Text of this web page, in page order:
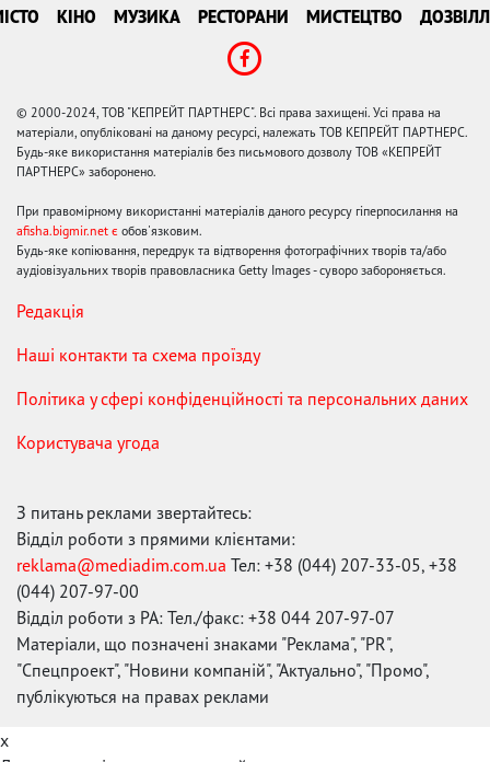
КІНО МУЗИКА РЕСТОРАНИ МИСТЕЦТВО
© 2000-2024, ТОВ "КЕПРЕЙТ ПАРТНЕРС". Всі права захищені. Усі права на
матеріали, опубліковані на даному ресурсі, належать ТОВ КЕПРЕЙТ ПАРТНЕРС.
Будь-яке використання матеріалів без письмового дозволу ТОВ «КЕПРЕЙТ
ПАРТНЕРС» заборонено.
При правомірному використанні матеріалів даного ресурсу гіперпосилання на
afisha.bigmir.net є обов'язковим.
Будь-яке копіювання, передрук та відтворення фотографічних творів та/або
аудіовізуальних творів правовласника Getty Images - суворо забороняється.
Редакція
Наші контакти та схема проїзду
Політика у сфері конфіденційності та персональних даних
Користувача угода
З питань реклами звертайтесь:
Відділ роботи з прямими клієнтами:
reklama@mediadim.com.ua Тел: +38 (044) 207-33-05, +38
(044) 207-97-00
Відділ роботи з РА: Тел./факс: +38 044 207-97-07
Матеріали, що позначені знаками "Реклама", "PR",
"Спецпроект", "Новини компаній", "Актуально", "Промо",
публікуються на правах реклами
x